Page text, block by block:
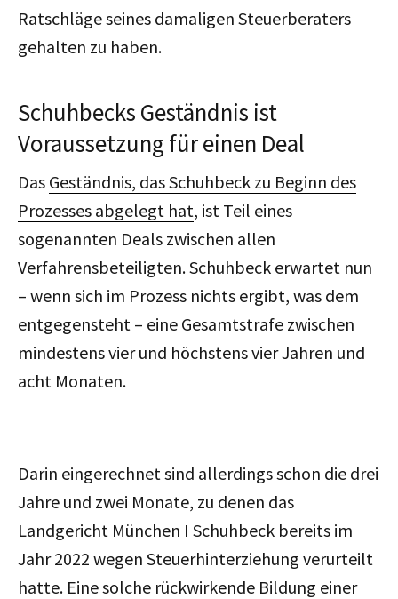
Ratschläge seines damaligen Steuerberaters
gehalten zu haben.
Schuhbecks Geständnis ist
Voraussetzung für einen Deal
Das Geständnis, das Schuhbeck zu Beginn des
Prozesses abgelegt hat, ist Teil eines
sogenannten Deals zwischen allen
Verfahrensbeteiligten. Schuhbeck erwartet nun
– wenn sich im Prozess nichts ergibt, was dem
entgegensteht – eine Gesamtstrafe zwischen
mindestens vier und höchstens vier Jahren und
acht Monaten.
Darin eingerechnet sind allerdings schon die drei
Jahre und zwei Monate, zu denen das
Landgericht München I Schuhbeck bereits im
Jahr 2022 wegen Steuerhinterziehung verurteilt
hatte. Eine solche rückwirkende Bildung einer